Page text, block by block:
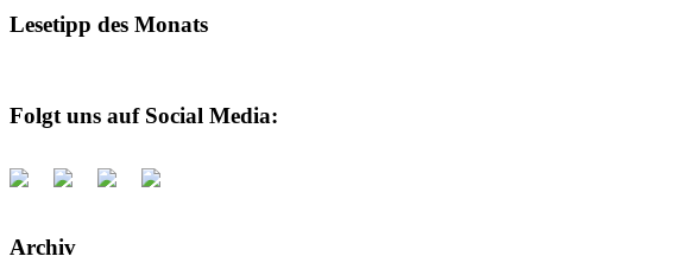
Lesetipp des Monats
Folgt uns auf Social Media:
Archiv